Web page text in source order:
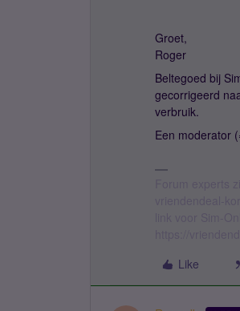
Groet,
Roger
Beltegoed bij
gecorrigeerd
verbruik.
Een moderator
Like